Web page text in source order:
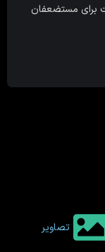
برای مستضعفان
تصاویر